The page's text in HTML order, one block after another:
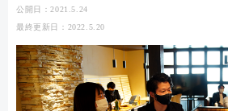
公開日：2021.5.24
最終更新日：2022.5.20